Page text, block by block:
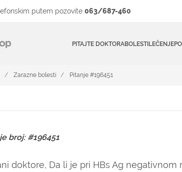
putem pozovite 063/687-460
PITAJTE DOKTORABOLESTILEČENJE
Zarazne bolesti Pitanje #196451
broj: #196451
doktore, Da li je pri HBs Ag